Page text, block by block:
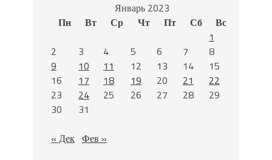
Январь 2023
Пн
Вт Ср Чт Пт Сб
Вс
1
2
3 4 5 6 7
8
9
10 11 12 13 14
15
16
17 18 19 20 21
22
23
24 25 26 27 28
29
30
31
« Дек Фев »